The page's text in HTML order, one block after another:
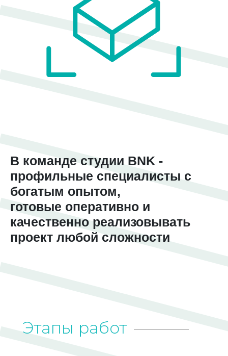
В команде студии BNK -
профильные специалисты с
богатым опытом,
готовые оперативно и
качественно реализовывать
проект любой сложности
Этапы работ